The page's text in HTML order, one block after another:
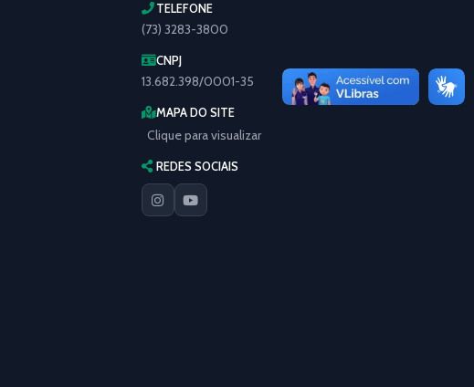
TELEFONE
(73) 3283-3800
CNPJ
13.682.398/0001-35
MAPA DO SITE
Clique para visualizar
REDES SOCIAIS